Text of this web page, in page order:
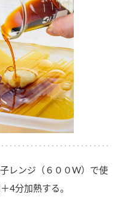
レンジ（６００W）で使
4分加熱する。